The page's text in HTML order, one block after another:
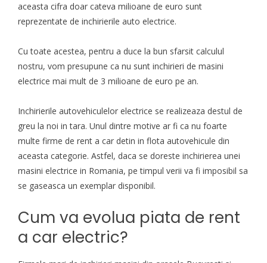
aceasta cifra doar cateva milioane de euro sunt
reprezentate de inchirierile auto electrice.
Cu toate acestea, pentru a duce la bun sfarsit calculul
nostru, vom presupune ca nu sunt inchirieri de masini
electrice mai mult de 3 milioane de euro pe an.
Inchirierile autovehiculelor electrice se realizeaza destul de
greu la noi in tara. Unul dintre motive ar fi ca nu foarte
multe firme de rent a car detin in flota autovehicule din
aceasta categorie. Astfel, daca se doreste inchirierea unei
masini electrice in Romania, pe timpul verii va fi imposibil sa
se gaseasca un exemplar disponibil.
Cum va evolua piata de rent
a car electric?